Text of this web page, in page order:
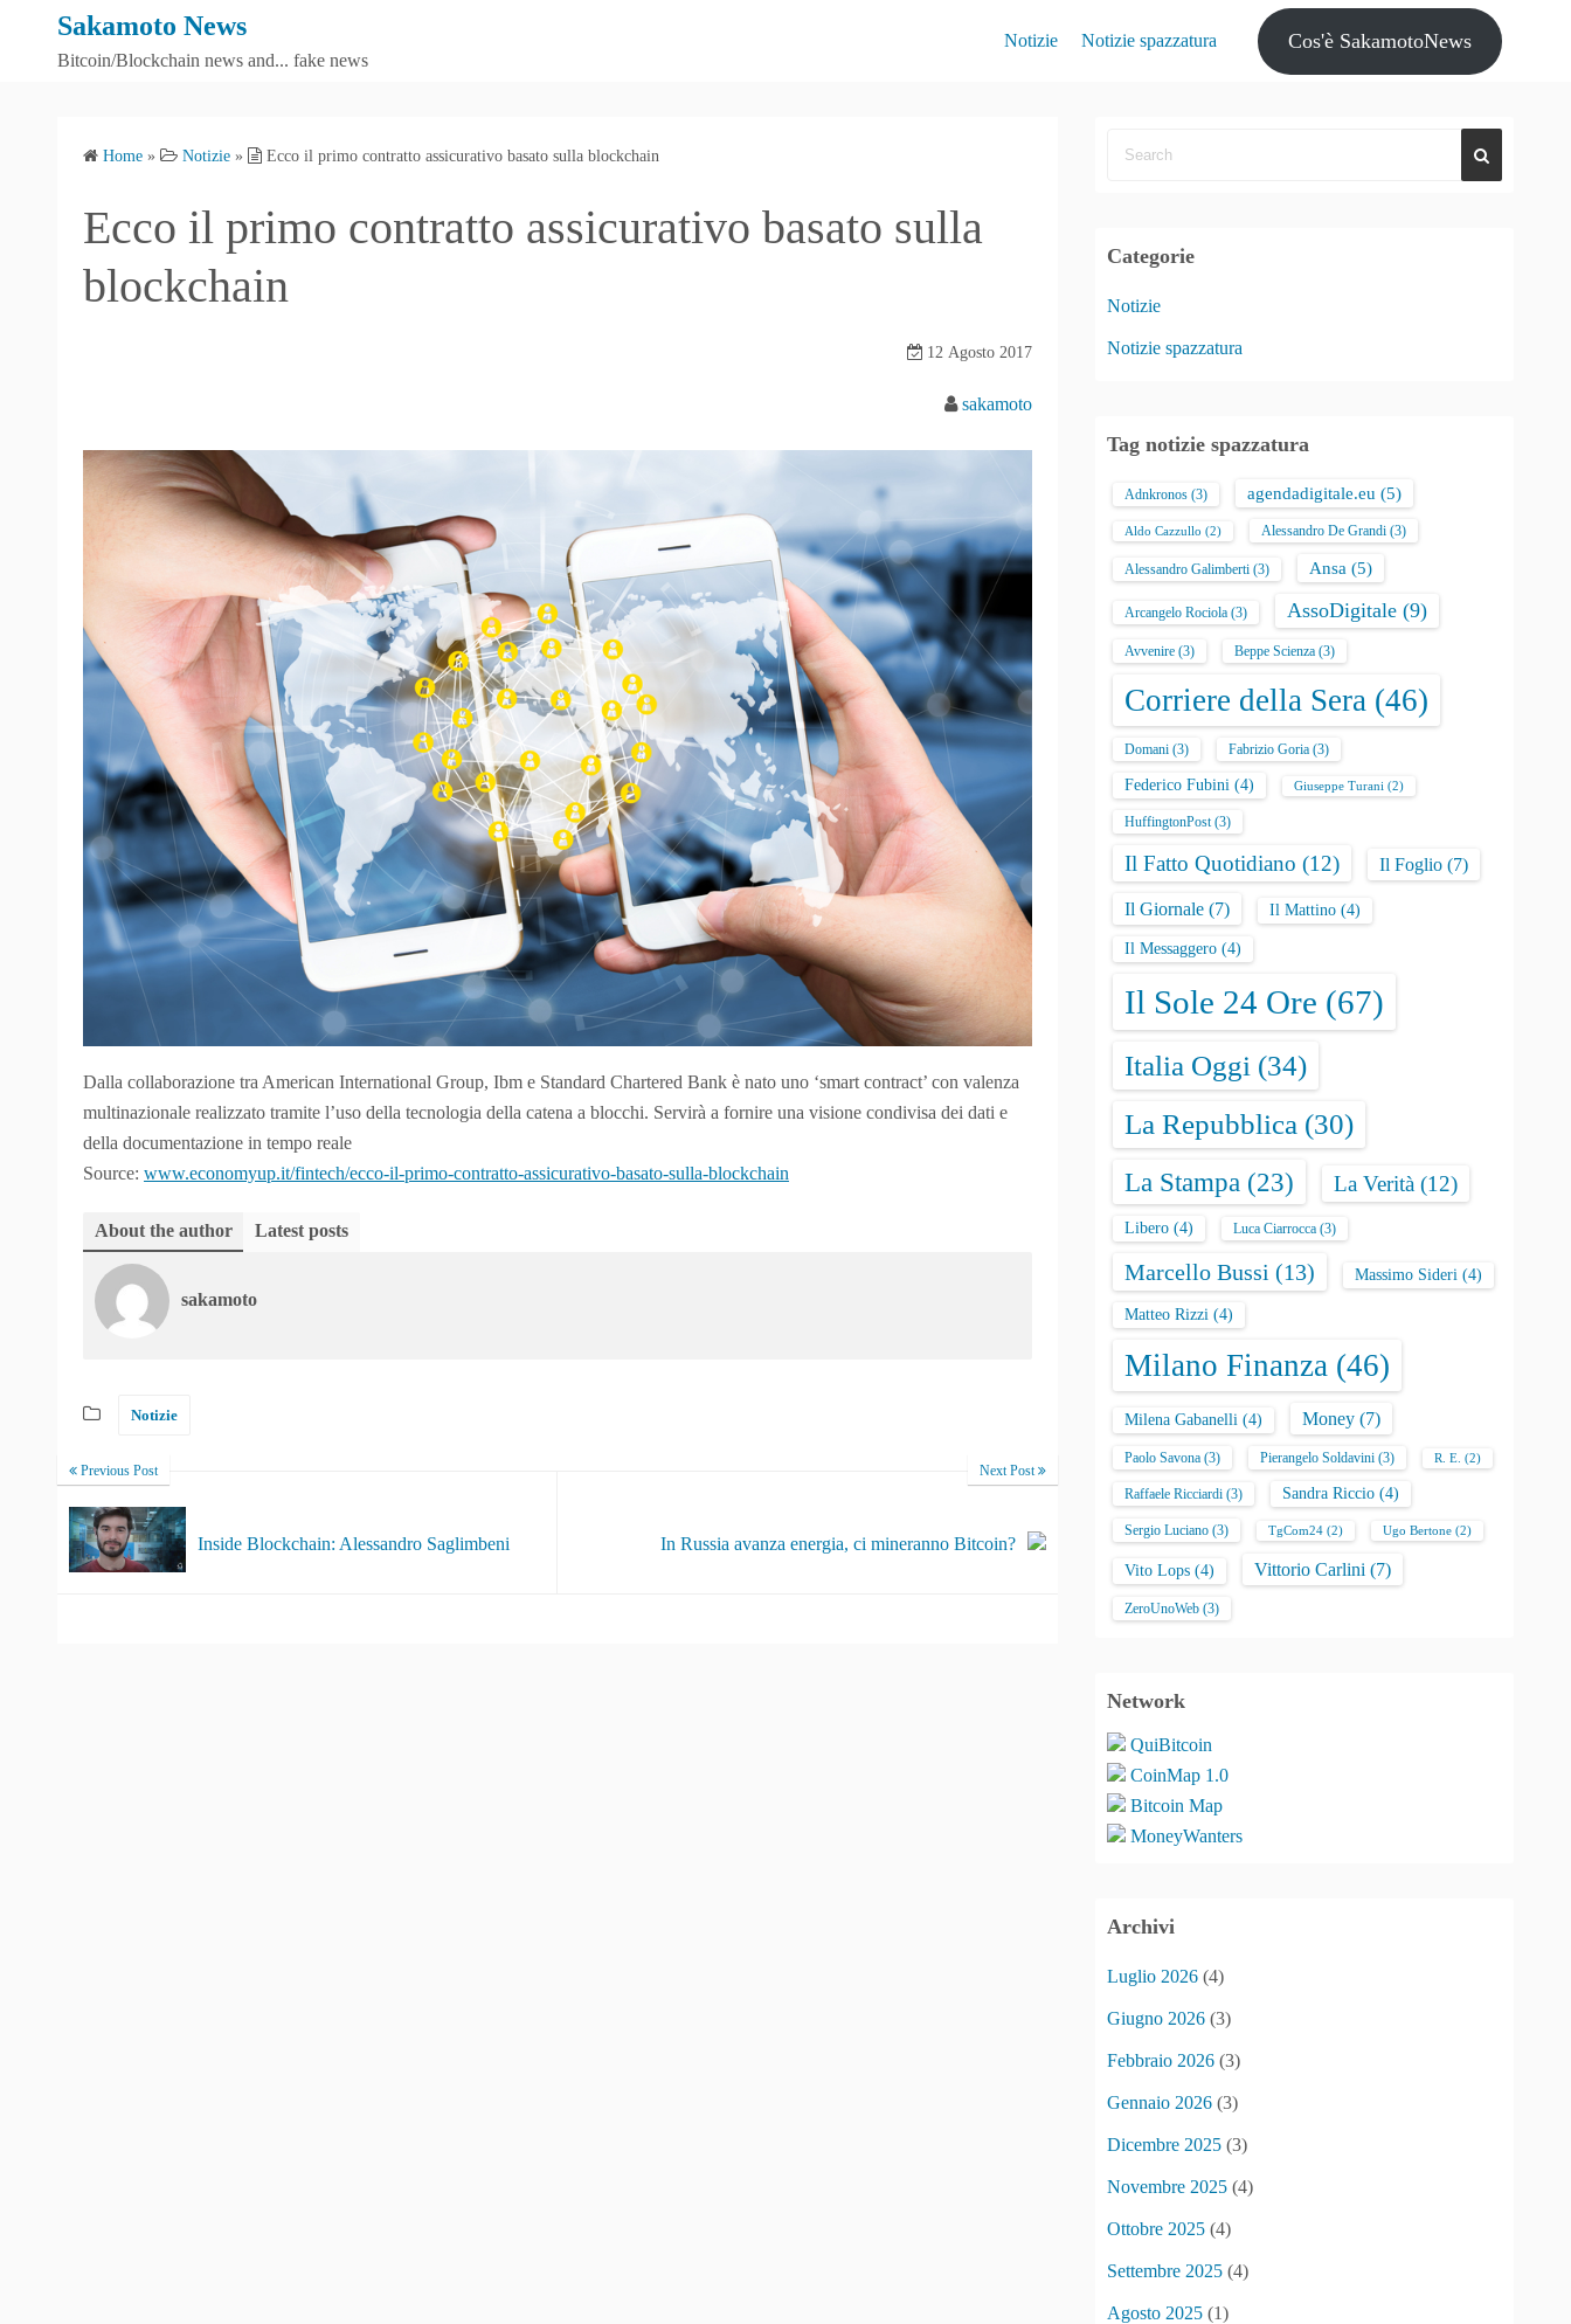
Sakamoto News
Bitcoin/Blockchain news and... fake news
Notizie Notizie spazzatura Cos'è SakamotoNews
Home » Notizie » Ecco il primo contratto assicurativo basato sulla blockchain
Ecco il primo contratto assicurativo basato sulla
blockchain
12 Agosto 2017
sakamoto
Dalla collaborazione tra American International Group, Ibm e Standard Chartered Bank è nato uno ‘smart contract’ con valenza
multinazionale realizzato tramite l’uso della tecnologia della catena a blocchi. Servirà a fornire una visione condivisa dei dati e
della documentazione in tempo reale
Source: www.economyup.it/fintech/ecco-il-primo-contratto-assicurativo-basato-sulla-blockchain
About the author Latest posts
sakamoto
Notizie
Previous Post
Inside Blockchain: Alessandro Saglimbeni
Next Post
In Russia avanza energia, ci mineranno Bitcoin?
Categorie
Notizie
Notizie spazzatura
Tag notizie spazzatura
Adnkronos (3) agendadigitale.eu (5)
Aldo Cazzullo (2) Alessandro De Grandi (3)
Alessandro Galimberti (3) Ansa (5)
Arcangelo Rociola (3) AssoDigitale (9)
Avvenire (3) Beppe Scienza (3)
Corriere della Sera (46)
Domani (3) Fabrizio Goria (3)
Federico Fubini (4) Giuseppe Turani (2)
HuffingtonPost(3)
Il Fatto Quotidiano (12) Il Foglio (7)
Il Giornale (7) Il Mattino (4)
Il Messaggero (4)
Il Sole 24 Ore (67)
Italia Oggi (34)
La Repubblica (30)
La Stampa (23) La Verità (12)
Libero (4) Luca Ciarrocca (3)
Marcello Bussi (13) Massimo Sideri (4)
Matteo Rizzi (4)
Milano Finanza (46)
Milena Gabanelli (4) Money (7)
Paolo Savona (3) Pierangelo Soldavini (3) R. E. (2)
Raffaele Ricciardi (3) Sandra Riccio (4)
Sergio Luciano (3) TgCom24 (2) Ugo Bertone (2)
Vito Lops (4) Vittorio Carlini (7)
ZeroUnoWeb (3)
Network
QuiBitcoin
CoinMap 1.0
Bitcoin Map
MoneyWanters
Archivi
Luglio 2026 (4)
Giugno 2026 (3)
Febbraio 2026 (3)
Gennaio 2026 (3)
Dicembre 2025 (3)
Novembre 2025 (4)
Ottobre 2025 (4)
Settembre 2025 (4)
Agosto 2025 (1)